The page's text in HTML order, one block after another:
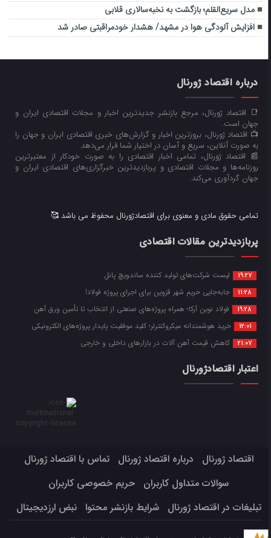
مدل سریع‌القلم؛ بازگشت به نخبه‌سالاری قلابی
افزایش آلودگی هوا در مشهد‌/ هشدار خود‌مراقبتی صادر شد
درباره اقتصاد ژورنال
📑 اقتصاد ژورنال، مرجع بازنشر جدیدترین اخبار و مجلات اقتصادی ایران و
جهان است.
📺 اقتصاد ژورنال، بروزترین اخبار و گزارش‌های خبری اقتصادی ایران و جهان را
به صورت آنلاین، سریع و آسان در اختیار شما قرار می‌‌دهد.
📰 اقتصاد ژورنال، تمامی اخبار اقتصادی را به صورت خودکار از معتبرترین
روزنامه‌ها و مجلات اقتصادی و پربازدیدترین خبرگزاری‌های اقتصادی ایران و
جهان گردآوری می‌کند.
تمامی حقوق مادی و معنوی برای اقتصادژورنال محفوظ می باشد 🥰
پربازدیدترین مقالات اقتصادی
19:27 لیست شرکت‌های تولید کننده ساندویچ پانل
11:28 جابه‌جایی حریم شهر قزوین برای اجرای پروژه فولاد!
19:28 فولاد نوین آرکا؛ همراه پروژه‌های صنعتی از انتخاب تا تأمین ورق آهن
12:01 خرید هوشمندانه میکروکنترلر؛ کلید موفقیت پایدار پروژه‌های الکترونیکی
21:07 کاهش قیمت آهن آلات در بازارهای داخلی و خارجی
اعتبار اقتصادژورنال
اقتصاد ژورنال درباره اقتصاد ژورنال
تماس با اقتصاد ژورنال
سوالات متداول کاربران
حریم خصوصی کاربران
تبلیغات در اقتصاد ژورنال
شرایط بازنشر محتوا نبض ارزدیجیتال